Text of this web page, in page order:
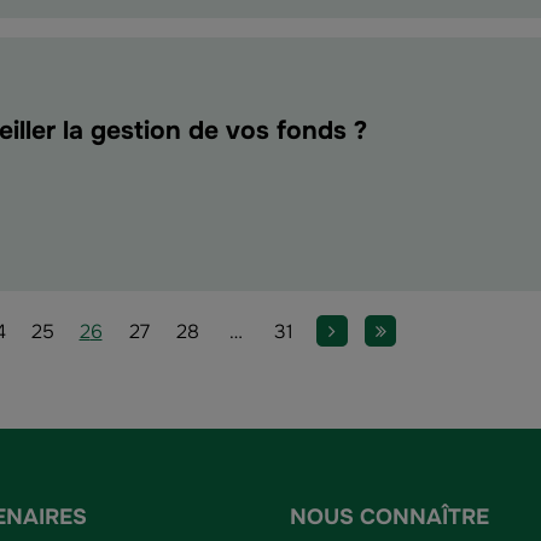
la gestion de vos fonds ?
Page
25 Page
26 Page
27 Page
28 Page
… Page
31 Page suivante
Dernière page
NOUS CONNAÎTRE